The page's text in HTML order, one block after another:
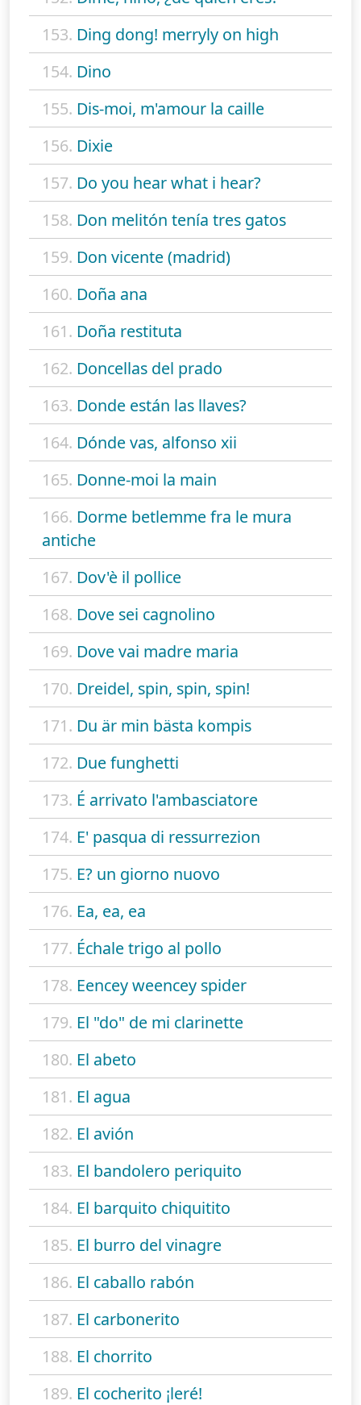
153. Ding dong! merryly on high
154. Dino
155. Dis-moi, m'amour la caille
156. Dixie
157. Do you hear what i hear?
158. Don melitón tenía tres gatos
159. Don vicente (madrid)
160. Doña ana
161. Doña restituta
162. Doncellas del prado
163. Donde están las llaves?
164. Dónde vas, alfonso xii
165. Donne-moi la main
166. Dorme betlemme fra le mura
antiche
167. Dov'è il pollice
168. Dove sei cagnolino
169. Dove vai madre maria
170. Dreidel, spin, spin, spin!
171. Du är min bästa kompis
172. Due funghetti
173. É arrivato l'ambasciatore
174. E' pasqua di ressurrezion
175. E? un giorno nuovo
176. Ea, ea, ea
177. Échale trigo al pollo
178. Eencey weencey spider
179. El "do" de mi clarinette
180. El abeto
181. El agua
182. El avión
183. El bandolero periquito
184. El barquito chiquitito
185. El burro del vinagre
186. El caballo rabón
187. El carbonerito
188. El chorrito
189. El cocherito ¡leré!